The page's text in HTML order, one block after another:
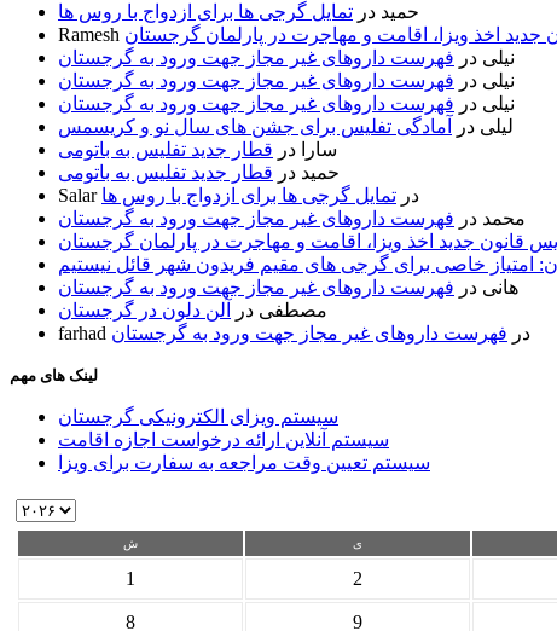
حمید در تمایل گرجی ها برای ازدواج با روس ها
Ramesh اخذ ویزا، اقامت و مهاجرت در پارلمان گرجستان
نیلی در فهرست داروهای غیر مجاز جهت ورود به گرجستان
نیلی در فهرست داروهای غیر مجاز جهت ورود به گرجستان
نیلی در فهرست داروهای غیر مجاز جهت ورود به گرجستان
لیلی در
آمادگی تفلیس برای جشن های سال نو و کریسمس
سارا
در قطار جدید تفلیس به باتومی
حمید در قطار جدید تفلیس به باتومی
Salar
در تمایل گرجی ها برای ازدواج با روس ها
محمد در فهرست داروهای غیر مجاز جهت ورود به گرجستان
قانون جدید اخذ ویزا، اقامت و مهاجرت در پارلمان گرجستان
امتیاز خاصی برای گرجی های مقیم فریدون شهر قائل نیستیم
هانی در فهرست داروهای غیر مجاز جهت ورود به گرجستان
مصطفی در
آلن دلون در گرجستان
farhad
در فهرست داروهای غیر مجاز جهت ورود به گرجستان
لینک های مهم
سیستم ویزای الکترونیکی گرجستان
سیستم آنلاین ارائه درخواست اجازه اقامت
سیستم تعیین وقت مراجعه به سفارت برای ویزا
ش ی
1 2
8 9